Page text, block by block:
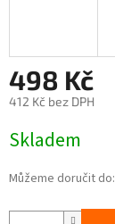
498 Kč
412 Kč bez DPH
cena:
Skladem
Můžeme doručit do: